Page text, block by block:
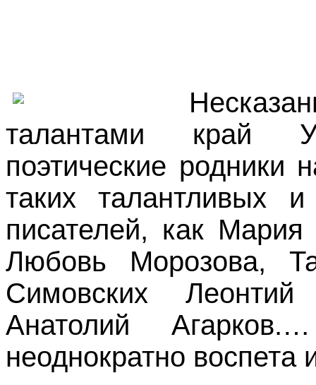
талантами край
поэтические родники
таких талантливых
писателей, как
Любовь Морозова,
Симовских
Анатолий
неоднократно воспета